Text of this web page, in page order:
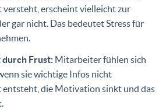
versteht, erscheint vielleicht zur
gar nicht. Das bedeutet Stress für
Frust: Mitarbeiter fühlen sich
sie wichtige Infos nicht
entsteht, die Motivation sinkt und das